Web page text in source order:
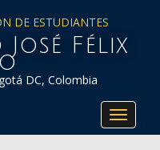
DE ESTUDIANTES
DC, Colombia
Toggle